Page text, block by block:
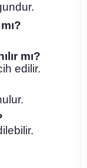
mı?
edilir.